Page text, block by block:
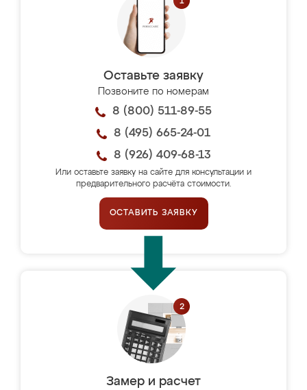
Оставьте заявку
Позвоните по номерам
8 (800) 511-89-55
8 (495) 665-24-01
8 (926) 409-68-13
Или оставьте заявку на сайте для консультации и
предварительного расчёта стоимости.
ОСТАВИТЬ ЗАЯВКУ
Замер и расчет